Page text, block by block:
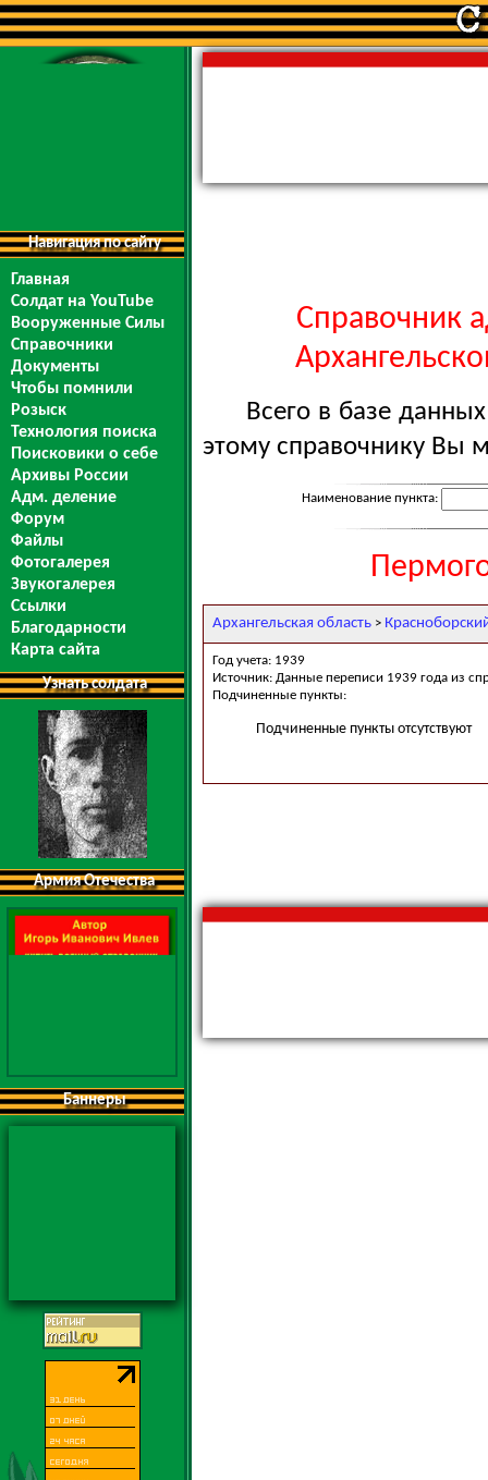
Навигация по сайту
Главная
Солдат на YouTube
Вооруженные Силы
Справочники
Документы
Чтобы помнили
Розыск
Технология поиска
Поисковики о себе
Архивы России
Адм. деление
Форум
Файлы
Фотогалерея
Звукогалерея
Ссылки
Благодарности
Карта сайта
Узнать солдата
Армия Отечества
Баннеры
Справочник
Всего в базе
этому справочнику Вы
Наименование пункта:
Архангельская область >
Год учета: 1939
Источник: Данные переписи 1939 года из
Подчиненные пункты:
Подчиненные пункты отсутствуют